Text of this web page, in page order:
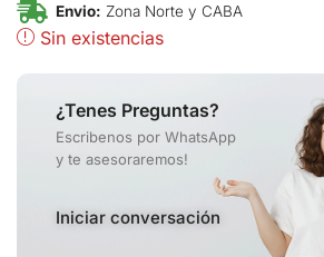
Envio: Zona Norte y CABA
Sin existencias
¿Tenes Preguntas?
Escribenos por WhatsApp
y te asesoraremos!
Iniciar conversación